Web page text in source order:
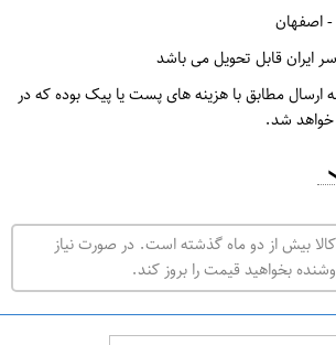
ر
ت
ر
ا
-اصفهان
ایران قابل تحویل می باشد
ارسال مطابق با هزینه های پست یا پیک بوده که در
خواهد شد.
کالا بیش از دو ماه گذشته است. در صورت نیاز
بخواهید قیمت را بروز کند.